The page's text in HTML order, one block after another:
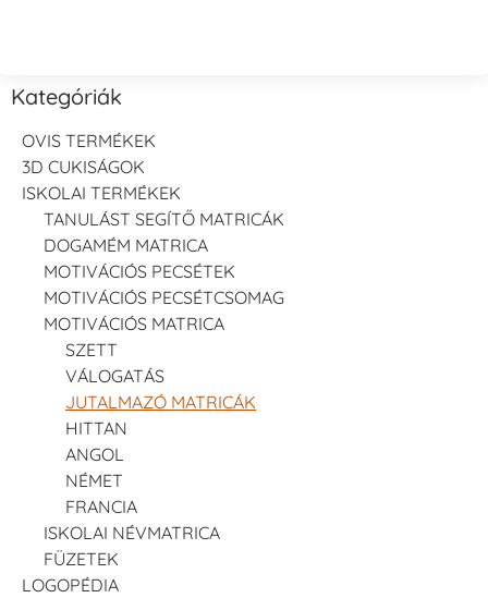
Kategóriák
OVIS TERMÉKEK
3D CUKISÁGOK
ISKOLAI TERMÉKEK
TANULÁST SEGÍTŐ MATRICÁK
DOGAMÉM MATRICA
MOTIVÁCIÓS PECSÉTEK
MOTIVÁCIÓS PECSÉTCSOMAG
MOTIVÁCIÓS MATRICA
SZETT
VÁLOGATÁS
JUTALMAZÓ MATRICÁK
HITTAN
ANGOL
NÉMET
FRANCIA
ISKOLAI NÉVMATRICA
FÜZETEK
LOGOPÉDIA